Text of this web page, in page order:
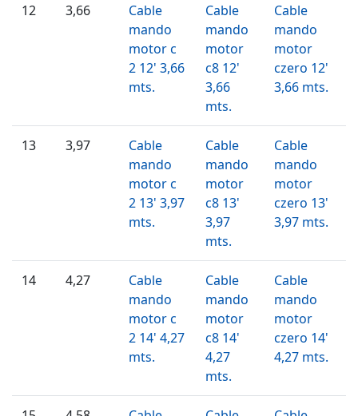
12 3,66
Cable
mando
motor c
2 12' 3,66
mts.
Cable
mando
motor
c8 12'
3,66
mts.
Cable
mando
motor
czero 12'
3,66 mts.
13 3,97
Cable
mando
motor c
2 13' 3,97
mts.
Cable
mando
motor
c8 13'
3,97
mts.
Cable
mando
motor
czero 13'
3,97 mts.
14 4,27
Cable
mando
motor c
2 14' 4,27
mts.
Cable
mando
motor
c8 14'
4,27
mts.
Cable
mando
motor
czero 14'
4,27 mts.